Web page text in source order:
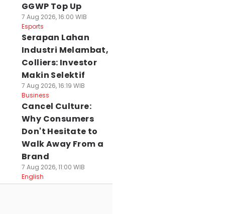
GGWP Top Up
7 Aug 2026, 16:00 WIB
Esports
Serapan Lahan
Industri Melambat,
Colliers: Investor
Makin Selektif
7 Aug 2026, 16:19 WIB
Business
Cancel Culture:
Why Consumers
Don't Hesitate to
Walk Away From a
Brand
7 Aug 2026, 11:00 WIB
English